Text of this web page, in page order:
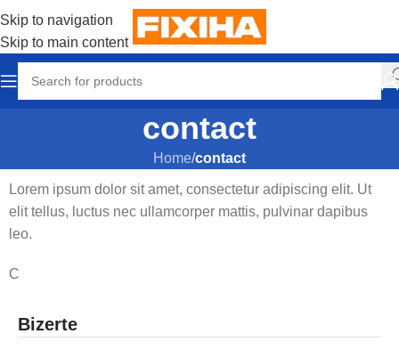
Skip to navigation
Skip to main content
contact
Home/contact
Lorem ipsum dolor sit amet, consectetur adipiscing elit. Ut
elit tellus, luctus nec ullamcorper mattis, pulvinar dapibus
leo.
C
Bizerte